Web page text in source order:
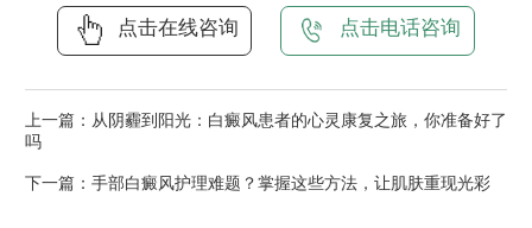
点击在线咨询 点击电话咨询
上一篇： 从阴霾到阳光：白癜风患者的心灵康复之旅，你准备好了
吗
下一篇： 手部白癜风护理难题？掌握这些方法，让肌肤重现光彩